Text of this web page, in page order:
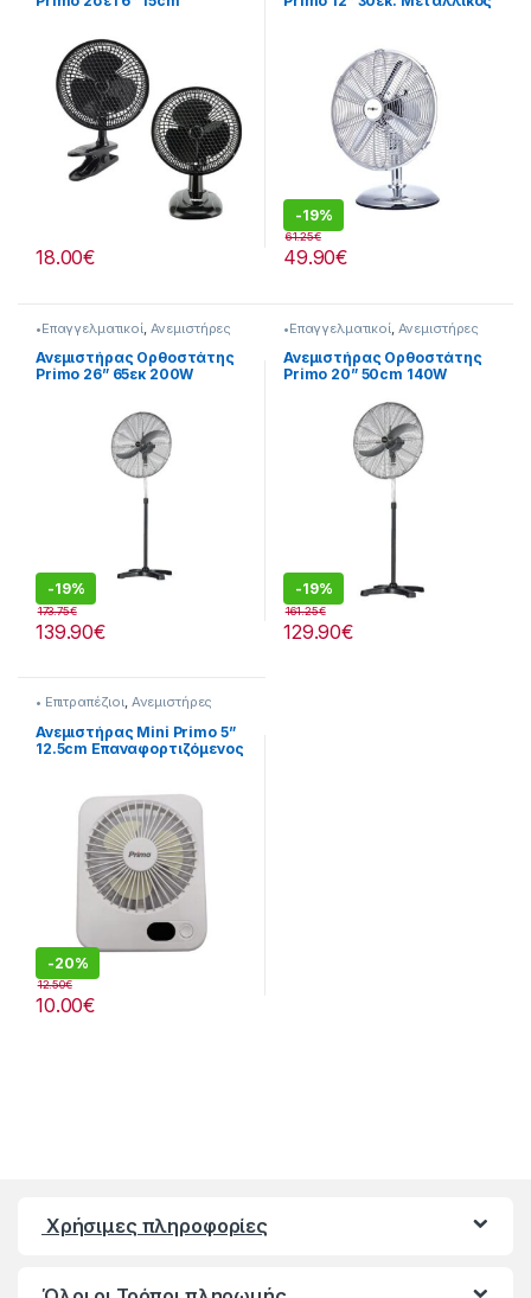
18.00€
-19%
49.90€
61.25€
•Επαγγελματικοί, Ανεμιστήρες
Ανεμιστήρας Ορθοστάτης
Primo 26” 65εκ 200W
-19%
139.90€
173.75€
•Επαγγελματικοί, Ανεμιστήρες
Ανεμιστήρας Ορθοστάτης
Primo 20” 50cm 140W
-19%
129.90€
161.25€
• Επιτραπέζιοι, Ανεμιστήρες
Ανεμιστήρας Mini Primo 5”
12.5cm Επαναφορτιζόμενος
-20%
10.00€
12.50€
Χρήσιμες πληροφορίες